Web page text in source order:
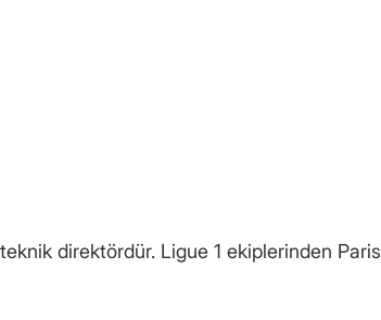
direktördür. Ligue 1 ekiplerinden Paris